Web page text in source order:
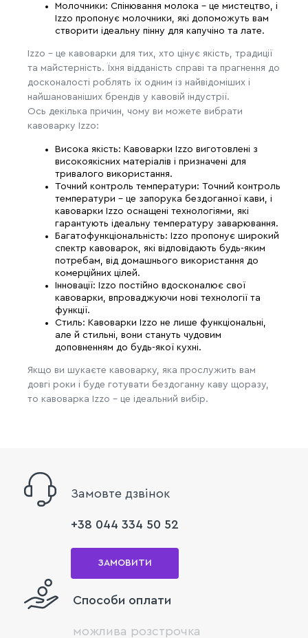
Молочники: Спінювання молока - це мистецтво, і
Izzo пропонує молочники, які допоможуть вам
створити ідеальну пінну для капучіно та лате.
Izzo - це кавоварки для тих, хто цінує якість, традиції
та майстерність. Їхня відданість справі та прагнення до
досконалості роблять їх одним із найвідоміших і
найшанованіших брендів у кавовій індустрії.
Ось декілька причин, чому ви можете вибрати
кавоварку Izzo:
Висока якість: Кавоварки Izzo виготовлені з
високоякісних матеріалів і призначені для
тривалого використання.
Точний контроль температури: Точний контроль
температури - це запорука бездоганної кави, і
кавоварки Izzo оснащені технологіями, які
гарантують ідеальну температуру заварювання.
Багатофункціональність: Izzo пропонує широкий
спектр кавоварок, які відповідають будь-яким
потребам, від домашнього використання до
комерційних цілей.
Інновації: Izzo постійно вдосконалює свої
кавоварки, впроваджуючи нові технології та
функції.
Стиль: Кавоварки Izzo не лише функціональні,
але й стильні, вони стануть чудовим
доповненням до будь-якої кухні.
Якщо ви шукаєте кавоварку, яка прослужить вам
довгі роки і буде готувати бездоганну каву щоразу,
то кавоварка Izzo - це ідеальний вибір.
Замовте дзвінок
+38 044 334 50 52
ЗАМОВИТИ
Способи оплати
можлива розстрочка